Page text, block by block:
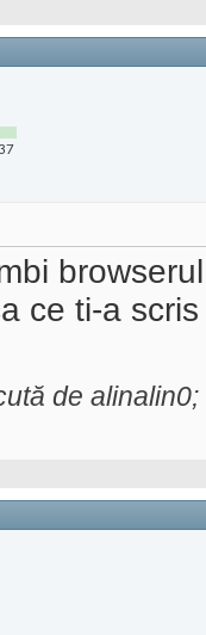
ce ti-a
de